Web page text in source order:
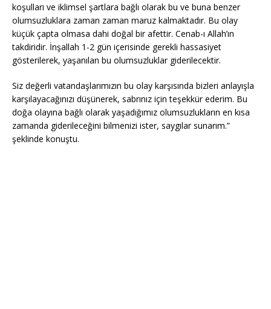
koşulları ve iklimsel şartlara bağlı olarak bu ve buna benzer
olumsuzluklara zaman zaman maruz kalmaktadır. Bu olay
küçük çapta olmasa dahi doğal bir afettir. Cenab-ı Allah’ın
takdiridir. İnşallah 1-2 gün içerisinde gerekli hassasiyet
gösterilerek, yaşanılan bu olumsuzluklar giderilecektir.
Siz değerli vatandaşlarımızın bu olay karşısında bizleri anlayışla
karşılayacağınızı düşünerek, sabrınız için teşekkür ederim. Bu
doğa olayına bağlı olarak yaşadığımız olumsuzlukların en kısa
zamanda giderileceğini bilmenizi ister, saygılar sunarım.”
şeklinde konuştu.